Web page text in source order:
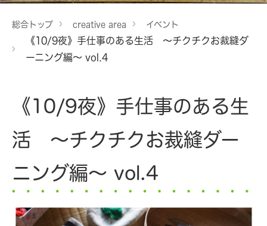
総合トップ creative area イベント
《10/9夜》手仕事のある生活 ～チクチクお裁縫ダ
ーニング編～ vol.4
《10/9夜》手仕事のある生
活 ～チクチクお裁縫ダー
ニング編～ vol.4